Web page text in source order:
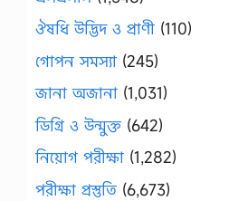
ঔষধি উদ্ভিদ ও প্রাণী (110)
গোপন সমস্যা (245)
জানা অজানা (1,031)
ডিগ্রি ও উন্মুক্ত (642)
নিয়োগ পরীক্ষা (1,282)
পরীক্ষা প্রস্তুতি (6,673)